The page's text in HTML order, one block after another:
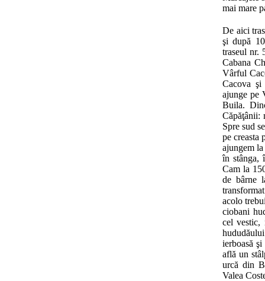
mai mare
De aici
şi după
traseul nr.
Cabana
Vârful
Cacova şi
ajunge pe
Buila.
Căpăţânii:
Spre sud
pe creasta
ajungem
în stânga,
Cam la
de bârne
acolo
ciobani
cel vestic,
ierboasă
află un
urcă din
Valea